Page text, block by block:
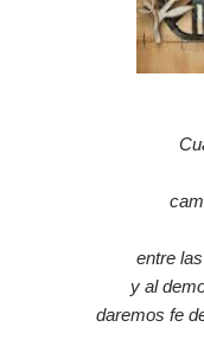
entre
y al
daremos fe